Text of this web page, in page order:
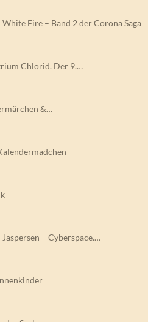
Fire – Band 2 der Corona Saga
Chlorid. Der 9.…
&…
– Cyberspace.…